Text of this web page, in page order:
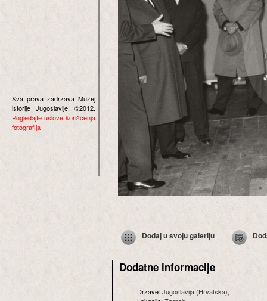
Sva prava zadržava Muzej
istorije Jugoslavije, ©2012.
Pogledajte uslove korišćenja
fotografija
Dodaj u svoju galeriju
Dodatne informacije
Drzave:Jugoslavija (Hrvatska),